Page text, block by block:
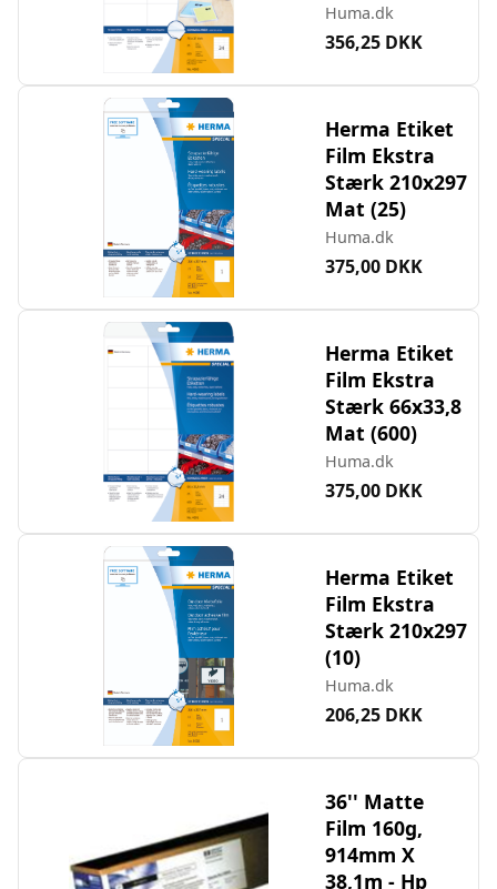
Huma.dk
356,25 DKK
Herma Etiket
Film Ekstra
Stærk 210x297
Mat (25)
Huma.dk
375,00 DKK
Herma Etiket
Film Ekstra
Stærk 66x33,8
Mat (600)
Huma.dk
375,00 DKK
Herma Etiket
Film Ekstra
Stærk 210x297
(10)
Huma.dk
206,25 DKK
36'' Matte
Film 160g,
914mm X
38,1m - Hp